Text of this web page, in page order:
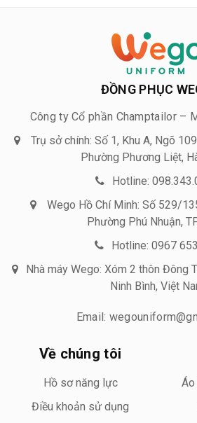
ĐỒNG PHỤC
Công ty Cổ phần Champtailor –
Trụ sở chính: Số 1, Khu A, Ngõ
Phường Phương Liệt,
Hotline:
Wego Hồ Chí Minh: Số 529/
Phường Phú Nhuận,
Hotline: 0967
Nhà máy Wego: Xóm 2 thôn Đông
Ninh Bình, Việt
Email:
Về chúng tôi
Hồ sơ năng lực
Điều khoản sử dụng